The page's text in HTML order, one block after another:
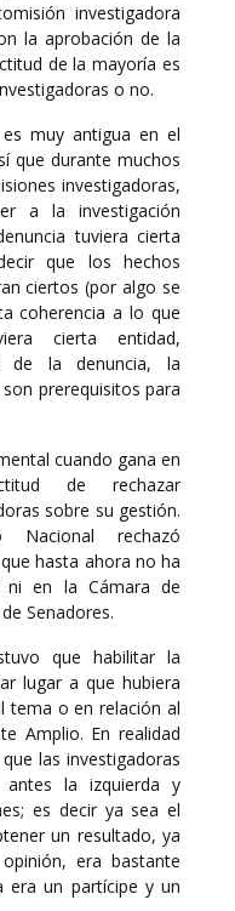
investigadora
la aprobación de la
de la mayoría es
o no.
muy antigua en el
que durante muchos
investigadoras,
a la investigación
tuviera cierta
que los hechos
ciertos (por algo se
coherencia a lo que
cierta entidad,
de la denuncia, la
prerequisitos para
cuando gana en
de rechazar
sobre su gestión.
rechazó
hasta ahora no ha
ni en la Cámara de
Senadores.
que habilitar la
lugar a que hubiera
tema o en relación al
Amplio. En realidad
las investigadoras
antes la izquierda y
es decir ya sea el
un resultado, ya
era bastante
era un partícipe y un